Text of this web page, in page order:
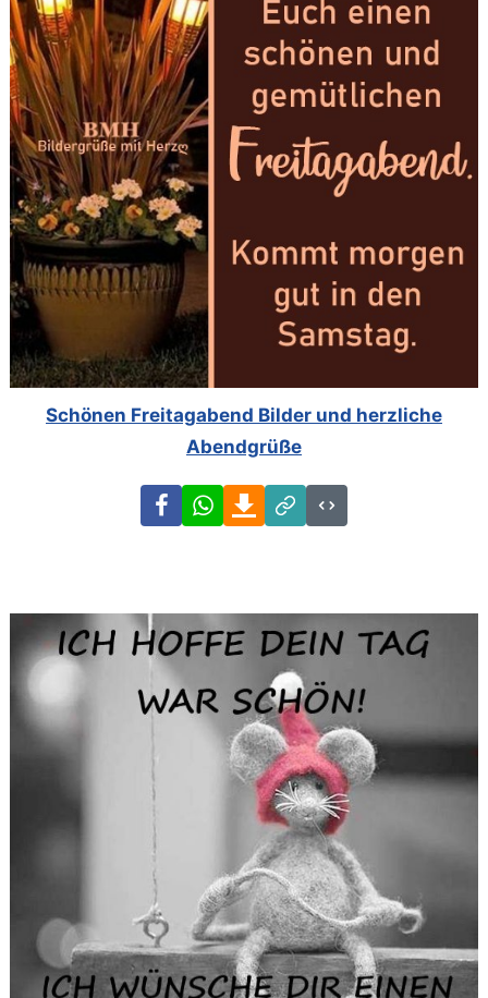
Schönen Freitagabend Bilder und herzliche
Abendgrüße
FacebookWhatsAppDownload
Link
Code